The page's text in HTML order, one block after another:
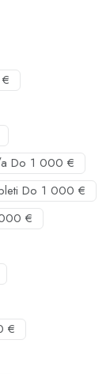
Do 1 000 €
Do 1 000 €
€
€